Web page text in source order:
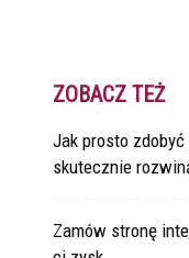
ZOBACZ TEŻ
Jak prosto
skutecznie
Zamów stronę